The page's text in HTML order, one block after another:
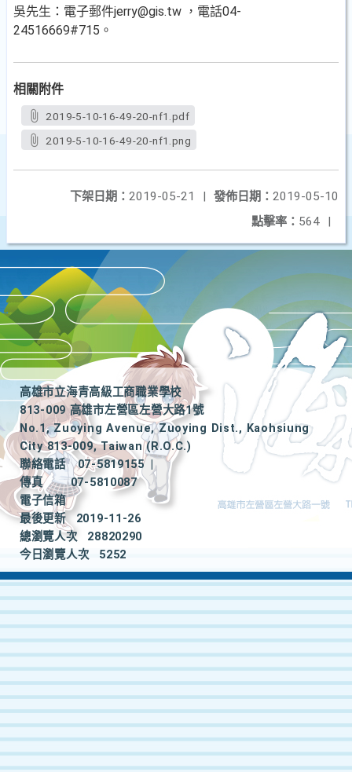
吳先生：電子郵件jerry@gis.tw ，電話04-
24516669#715。
相關附件
2019-5-10-16-49-20-nf1.pdf
2019-5-10-16-49-20-nf1.png
發佈日期： 2019-05-10
下架日期： 2019-05-21
|
點擊率： 564 |
高雄市立海青高級工商職業學校
813-009 高雄市左營區左營大路1號
No.1, Zuoying Avenue, Zuoying Dist., Kaohsiung
City 813-009, Taiwan (R.O.C.)
聯絡電話
07-5819155
|
傳真
07-5810087
電子信箱
最後更新
2019-11-26
總瀏覽人次
28820290
今日瀏覽人次
5252